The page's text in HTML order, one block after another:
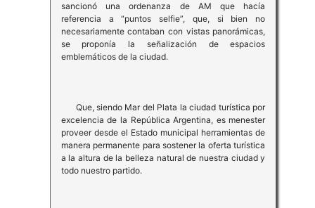
sancionó una ordenanza de AM que hacía
referencia a “puntos selfie”, que, si bien no
necesariamente contaban con vistas panorámicas,
se proponía la señalización de espacios
emblemáticos de la ciudad.
Que, siendo Mar del Plata la ciudad turística por
excelencia de la República Argentina, es menester
proveer desde el Estado municipal herramientas de
manera permanente para sostener la oferta turística
a la altura de la belleza natural de nuestra ciudad y
todo nuestro partido.